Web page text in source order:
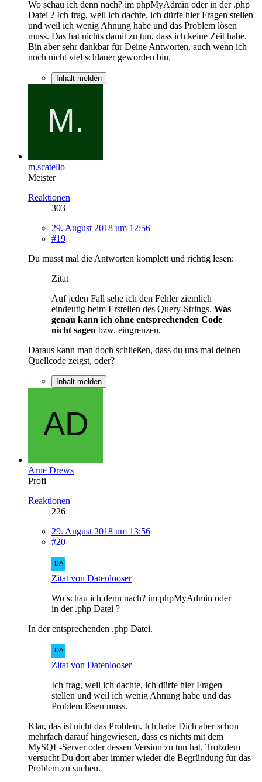
Wo schau ich denn nach? im phpMyAdmin oder in der .php
Datei ? Ich frag, weil ich dachte, ich dürfe hier Fragen stellen
und weil ich wenig Ahnung habe und das Problem lösen
muss. Das hat nichts damit zu tun, dass ich keine Zeit habe.
Bin aber sehr dankbar für Deine Antworten, auch wenn ich
noch nicht viel schlauer geworden bin.
Inhalt melden
m.scatello
Meister
Reaktionen
303
29. August 2018 um 12:56
#19
Du musst mal die Antworten komplett und richtig lesen:
Zitat
Auf jeden Fall sehe ich den Fehler ziemlich
eindeutig beim Erstellen des Query-Strings. Was
genau kann ich ohne entsprechenden Code
nicht sagen bzw. eingrenzen.
Daraus kann man doch schließen, dass du uns mal deinen
Quellcode zeigst, oder?
Inhalt melden
Arne Drews
Profi
Reaktionen
226
29. August 2018 um 13:56
#20
Zitat von Datenlooser
Wo schau ich denn nach? im phpMyAdmin oder
in der .php Datei ?
In der entsprechenden .php Datei.
Zitat von Datenlooser
Ich frag, weil ich dachte, ich dürfe hier Fragen
stellen und weil ich wenig Ahnung habe und das
Problem lösen muss.
Klar, das ist nicht das Problem. Ich habe Dich aber schon
mehrfach darauf hingewiesen, dass es nichts mit dem
MySQL-Server oder dessen Version zu tun hat. Trotzdem
versucht Du dort aber immer wieder die Begründung für das
Problem zu suchen.